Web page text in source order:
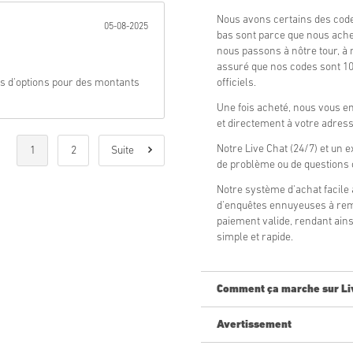
05-08-2025
d'options pour des montants
1 2 Suite
Nous avons certains des
bas sont parce que nous
nous passons à nôtre tour,
assuré que nos codes sont
officiels.
Une fois acheté, nous vous
et directement à votre
Notre Live Chat (24/7) et un
de problème ou de
Notre système d'achat facile
d'enquêtes ennuyeuses à
paiement valide, rendant
simple et rapide.
Comment ça marche sur
Nouveau sur Livecards.net ?
Avertissement